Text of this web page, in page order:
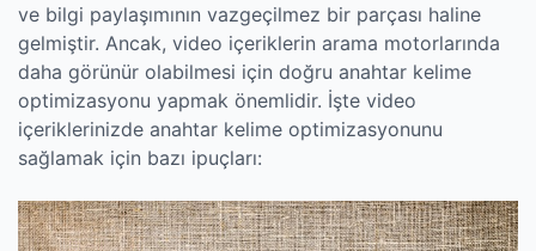
ve bilgi paylaşımının vazgeçilmez bir parçası haline
gelmiştir. Ancak, video içeriklerin arama motorlarında
daha görünür olabilmesi için doğru anahtar kelime
optimizasyonu yapmak önemlidir. İşte video
içeriklerinizde anahtar kelime optimizasyonunu
sağlamak için bazı ipuçları: